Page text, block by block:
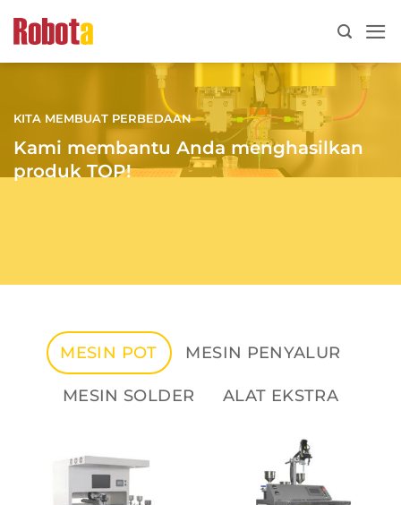
KITA MEMBUAT PERBEDAAN
Kami membantu Anda menghasilkan
produk TOP!
MESIN POT MESIN PENYALUR
MESIN SOLDER ALAT EKSTRA